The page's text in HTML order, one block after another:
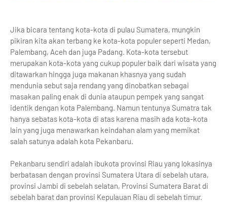
Jika bicara tentang kota-kota di pulau Sumatera, mungkin
pikiran kita akan terbang ke kota-kota populer seperti Medan,
Palembang, Aceh dan juga Padang. Kota-kota tersebut
merupakan kota-kota yang cukup populer baik dari wisata yang
ditawarkan hingga juga makanan khasnya yang sudah
mendunia sebut saja rendang yang dinobatkan sebagai
masakan paling enak di dunia ataupun pempek yang sangat
identik dengan kota Palembang. Namun tentunya Sumatra tak
hanya sebatas kota-kota di atas karena masih ada kota-kota
lain yang juga menawarkan keindahan alam yang memikat
salah satunya adalah kota Pekanbaru.
Pekanbaru sendiri adalah ibukota provinsi Riau yang lokasinya
berbatasan dengan provinsi Sumatera Utara di sebelah utara,
provinsi Jambi di sebelah selatan, Provinsi Sumatera Barat di
sebelah barat dan provinsi Kepulauan Riau di sebelah timur.